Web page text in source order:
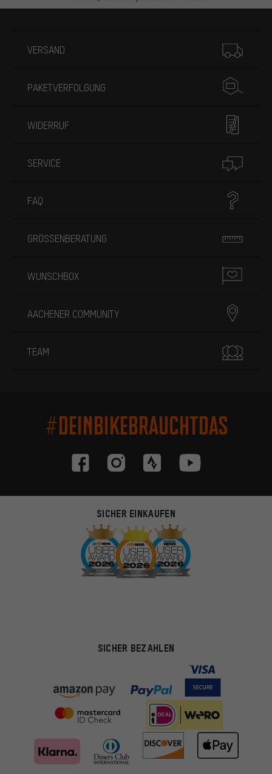
VERSAND
PAKETVERFOLGUNG
WIDERRUF
SERVICE
FAQ
GRÖSSENBERATUNG
WUNSCHBOX
AACHENER COMMUNITY
TEAM
#DEINBIKEBRAUCHTDAS
SICHER EINKAUFEN
SICHER BEZAHLEN